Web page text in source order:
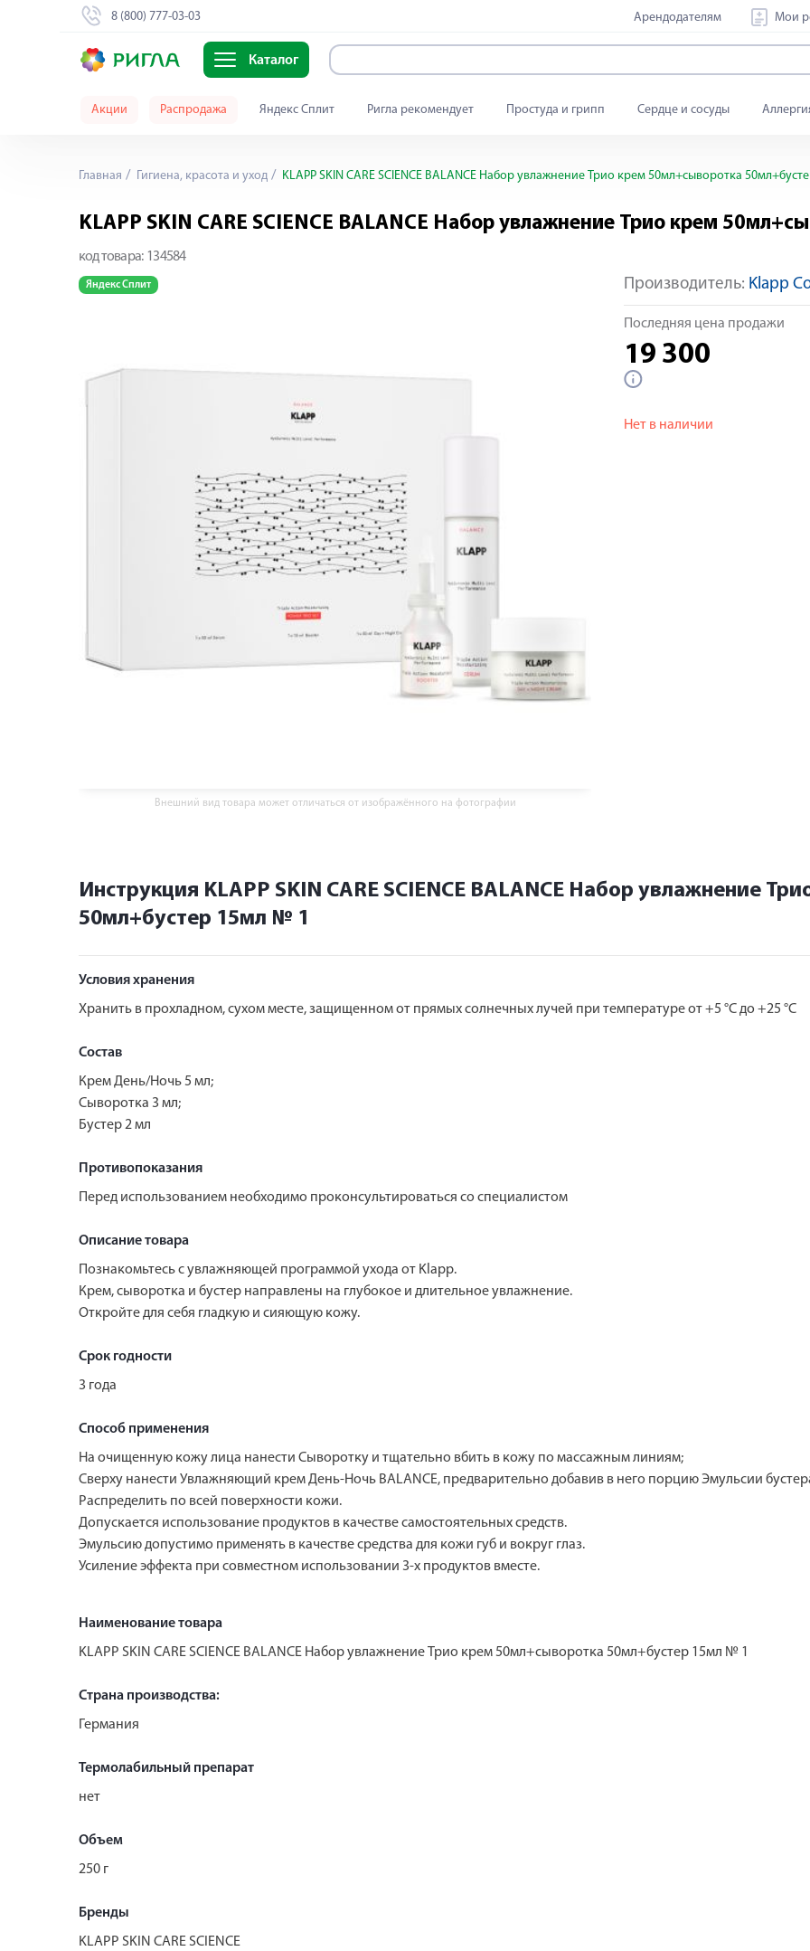
8 (800) 777-03-03 Арендодателям Мои
Каталог
Акции Распродажа Яндекс Сплит Ригла рекомендует Простуда и грипп Сердце и сосуды
Главная Гигиена, красота и уход KLAPP SKIN CARE SCIENCE BALANCE Набор увлажнение Трио крем 50мл+сыворотка
KLAPP SKIN CARE SCIENCE BALANCE Набор увлажнение Трио крем
код товара: 134584
Яндекс Сплит
Внешний вид товара может отличаться от изображённого на фотографии
Производитель: Klapp
Последняя цена продажи
19 300
Нет в наличии
Инструкция KLAPP SKIN CARE SCIENCE BALANCE Набор увлажнение
50мл+бустер 15мл № 1
Условия хранения
Хранить в прохладном, сухом месте, защищенном от прямых солнечных лучей при температуре от +5 °C до +25 °C
Состав
Крем День/Ночь 5 мл;
Сыворотка 3 мл;
Бустер 2 мл
Противопоказания
Перед использованием необходимо проконсультироваться со специалистом
Описание товара
Познакомьтесь с увлажняющей программой ухода от Klapp.
Крем, сыворотка и бустер направлены на глубокое и длительное увлажнение.
Откройте для себя гладкую и сияющую кожу.
Срок годности
3 года
Способ применения
На очищенную кожу лица нанести Сыворотку и тщательно вбить в кожу по массажным линиям;
Сверху нанести Увлажняющий крем День-Ночь BALANCE, предварительно добавив в него порцию Эмульсии
Распределить по всей поверхности кожи.
Допускается использование продуктов в качестве самостоятельных средств.
Эмульсию допустимо применять в качестве средства для кожи губ и вокруг глаз.
Усиление эффекта при совместном использовании 3-х продуктов вместе.
Наименование товара
KLAPP SKIN CARE SCIENCE BALANCE Набор увлажнение Трио крем 50мл+сыворотка 50мл+бустер 15мл № 1
Страна производства:
Германия
Термолабильный препарат
нет
Объем
250 г
Бренды
KLAPP SKIN CARE SCIENCE